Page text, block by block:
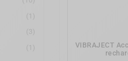
(1)
(3)
(1)
VIBRAJECT